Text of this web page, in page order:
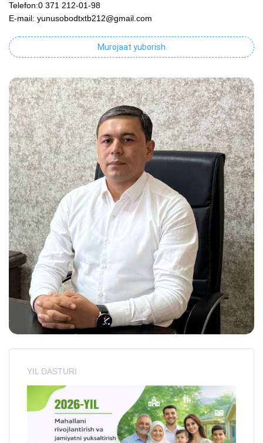
Telefon:0 371 212-01-98
E-mail: yunusobodtxtb212@gmail.com
Murojaat yuborish
YIL DASTURI